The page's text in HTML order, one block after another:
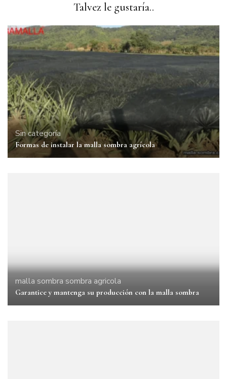
Talvez le gustaría..
Sin categoría
Formas de instalar la malla sombra agrícola
malla sombra sombra agricola
Garantice y mantenga su producción con la malla sombra